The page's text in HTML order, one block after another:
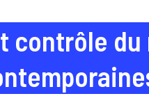
contrôle